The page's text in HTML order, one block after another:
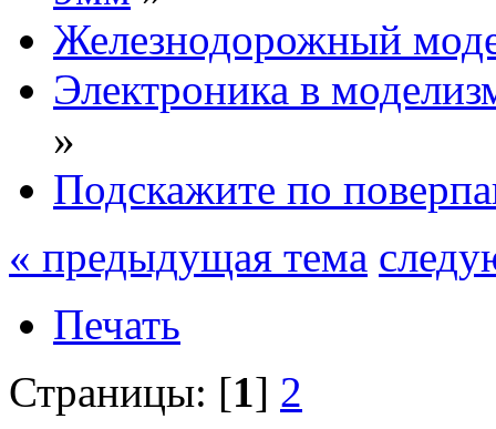
Железнодорожный
Электроника в
»
Подскажите по
« предыдущая тема
Печать
Страницы: [1] 2